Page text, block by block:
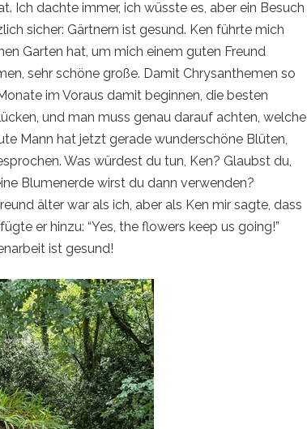
Ich dachte immer, ich wüsste es, aber ein Besuch
sicher: Gärtnern ist gesund. Ken führte mich
Garten hat, um mich einem guten Freund
sehr schöne große. Damit Chrysanthemen so
im Voraus damit beginnen, die besten
und man muss genau darauf achten, welche
Mann hat jetzt gerade wunderschöne Blüten,
Was würdest du tun, Ken? Glaubst du,
Blumenerde wirst du dann verwenden?
älter war als ich, aber als Ken mir sagte, dass
er hinzu: “Yes, the flowers keep us going!”
ist gesund!